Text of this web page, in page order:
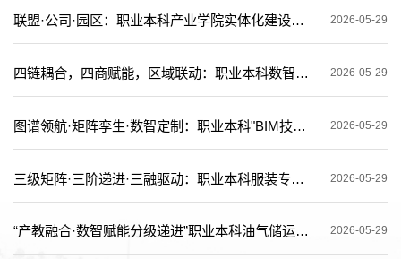
联盟·公司·园区：职业本科产业学院实体化建设的创新与实践 2026-05-29
四链耦合，四商赋能，区域联动：职业本科数智财经人才培养模式创新与:实践 2026-05-29
图谱领航·矩阵孪生·数智定制：职业本科"BIM技术应用”课程育人创新与实践 2026-05-29
三级矩阵·三阶递进·三融驱动：职业本科服装专业“工作室一体化”育人模式创新与实践 2026-05-29
“产教融合·数智赋能分级递进”职业本科油气储运工程专业人才培养模式创新与实践 2026-05-29